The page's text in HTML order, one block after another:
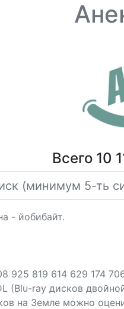
Всего 10
- йобибайт.
925 819 614 629 174
(Blu-ray дисков
на Земле можно